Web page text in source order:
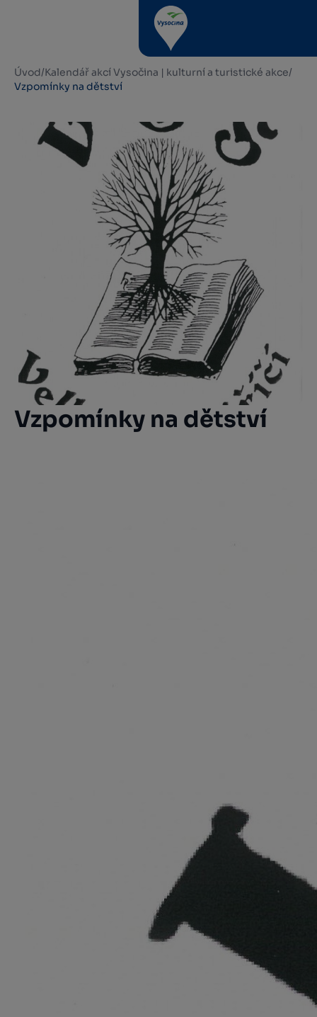
Úvod/Kalendář akcí Vysočina | kulturní a turistické akce/
Vzpomínky na dětství
Vzpomínky na dětství